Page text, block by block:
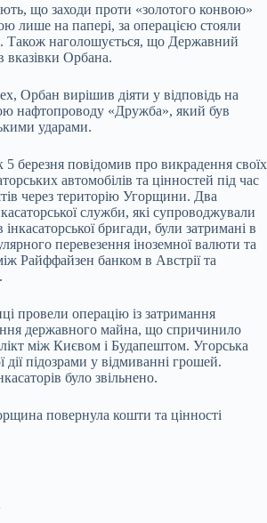
що заходи проти «золотого конвою»
лише на папері, за операцією стояли
Також наголошується, що Державний
вказівки Орбана.
Орбан вирішив діяти у відповідь на
нафтопроводу «Дружба», який був
ударами.
березня повідомив про викрадення своїх
автомобілів та цінностей під час
через територію Угорщини. Два
служби, які супроводжували
інкасаторської бригади, були затримані в
перевезення іноземної валюти та
Райффайзен банком в Австрії та
провели операцію із затримання
державного майна, що спричинило
між Києвом і Будапештом. Угорська
дії підозрами у відмиванні грошей.
було звільнено.
повернула кошти та цінності